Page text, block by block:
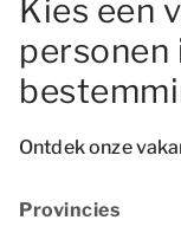
Kies een
personen
Ontdek onze
Provincies